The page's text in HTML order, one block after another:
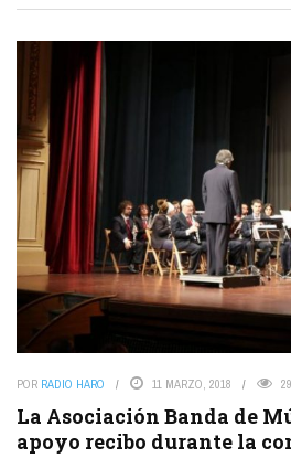
POR RADIO HARO 11 MARZO, 2018
La Asociación Banda de
apoyo recibo durante la